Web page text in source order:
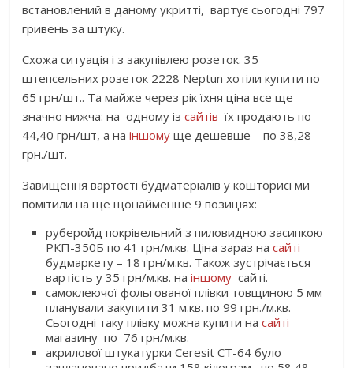
встановлений в даному укритті, вартує сьогодні 797
гривень за штуку.
Схожа ситуація і з закупівлею розеток. 35
штепсельних розеток 2228 Neptun хотіли купити по
65 грн/шт.. Та майже через рік їхня ціна все ще
значно нижча: на одному ізсайтів їх продають по
44,40 грн/шт, а наіншому ще дешевше – по 38,28
грн./шт.
Завищення вартості будматеріалів у кошторисі ми
помітили на ще щонайменше 9 позиціях:
руберойд покрівельний з пиловидною засипкою
РКП-350Б по 41 грн/м.кв. Ціна зараз насайті
будмаркету – 18 грн/м.кв. Також зустрічається
вартість у 35 грн/м.кв. наіншому сайті.
самоклеючої фольгованої плівки товщиною 5 мм
планували закупити 31 м.кв. по 99 грн./м.кв.
Сьогодні таку плівку можна купити насайті
магазину по 76 грн/м.кв.
акрилової штукатурки Ceresit СТ-64 було